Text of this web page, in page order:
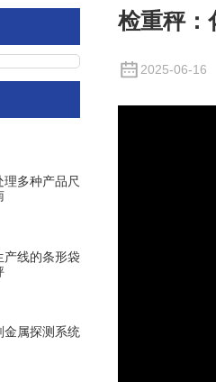
多种产品尺
产线的条形袋
金属探测系统
检重秤：
2025-06-16